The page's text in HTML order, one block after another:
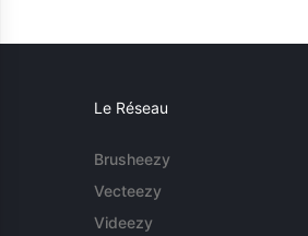
Le Réseau
Brusheezy
Vecteezy
Videezy